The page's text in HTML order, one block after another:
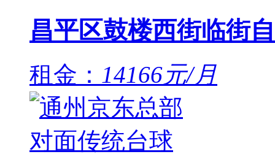
昌平区鼓楼西街临街
租金： 14166元/月